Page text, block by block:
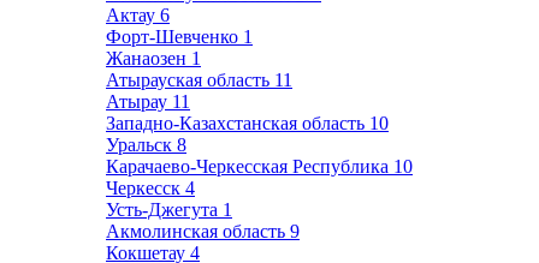
Актау 6
Форт-Шевченко 1
Жанаозен 1
Атырауская область 11
Атырау 11
Западно-Казахстанская область 10
Уральск 8
Карачаево-Черкесская Республика 10
Черкесск 4
Усть-Джегута 1
Акмолинская область 9
Кокшетау 4